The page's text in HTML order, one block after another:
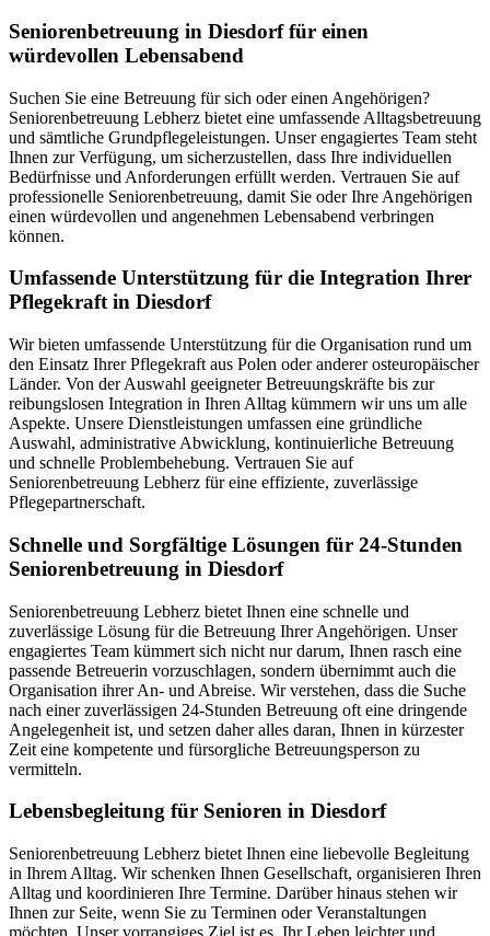
Senioren­betreuung in Diesdorf für einen
würdevollen Lebensabend
Suchen Sie eine Betreuung für sich oder einen Angehörigen?
Seniorenbetreuung Lebherz bietet eine umfassende Alltagsbetreuung
und sämtliche Grundpflegeleistungen. Unser engagiertes Team steht
Ihnen zur Verfügung, um sicherzustellen, dass Ihre individuellen
Bedürfnisse und Anforderungen erfüllt werden. Vertrauen Sie auf
professionelle Seniorenbetreuung, damit Sie oder Ihre Angehörigen
einen würdevollen und angenehmen Lebensabend verbringen
können.
Umfassende Unterstützung für die Integration Ihrer
Pflegekraft in Diesdorf
Wir bieten umfassende Unterstützung für die Organisation rund um
den Einsatz Ihrer Pflegekraft aus Polen oder anderer osteuropäischer
Länder. Von der Auswahl geeigneter Betreuungskräfte bis zur
reibungslosen Integration in Ihren Alltag kümmern wir uns um alle
Aspekte. Unsere Dienstleistungen umfassen eine gründliche
Auswahl, administrative Abwicklung, kontinuierliche Betreuung
und schnelle Problembehebung. Vertrauen Sie auf
Seniorenbetreuung Lebherz für eine effiziente, zuverlässige
Pflegepartnerschaft.
Schnelle und Sorgfältige Lösungen für 24-Stunden
Seniorenbetreuung in Diesdorf
Seniorenbetreuung Lebherz bietet Ihnen eine schnelle und
zuverlässige Lösung für die Betreuung Ihrer Angehörigen. Unser
engagiertes Team kümmert sich nicht nur darum, Ihnen rasch eine
passende Betreuerin vorzuschlagen, sondern übernimmt auch die
Organisation ihrer An- und Abreise. Wir verstehen, dass die Suche
nach einer zuverlässigen 24-Stunden Betreuung oft eine dringende
Angelegenheit ist, und setzen daher alles daran, Ihnen in kürzester
Zeit eine kompetente und fürsorgliche Betreuungsperson zu
vermitteln.
Lebensbegleitung für Senioren in Diesdorf
Seniorenbetreuung Lebherz bietet Ihnen eine liebevolle Begleitung
in Ihrem Alltag. Wir schenken Ihnen Gesellschaft, organisieren Ihren
Alltag und koordinieren Ihre Termine. Darüber hinaus stehen wir
Ihnen zur Seite, wenn Sie zu Terminen oder Veranstaltungen
möchten. Unser vorrangiges Ziel ist es, Ihr Leben leichter und